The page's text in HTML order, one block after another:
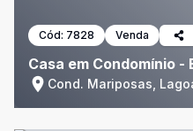
Cód: 7828 Venda
Casa em Condomínio -
Cond. Mariposas,